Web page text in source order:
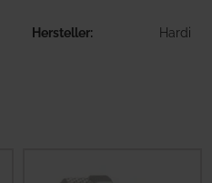
Hersteller Hardi